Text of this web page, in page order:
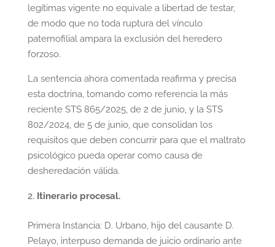
legítimas vigente no equivale a libertad de testar,
de modo que no toda ruptura del vínculo
paternofilial ampara la exclusión del heredero
forzoso.
La sentencia ahora comentada reafirma y precisa
esta doctrina, tomando como referencia la más
reciente STS 865/2025, de 2 de junio, y la STS
802/2024, de 5 de junio, que consolidan los
requisitos que deben concurrir para que el maltrato
psicológico pueda operar como causa de
desheredación válida.
Itinerario procesal.
Primera Instancia: D. Urbano, hijo del causante D.
Pelayo, interpuso demanda de juicio ordinario ante